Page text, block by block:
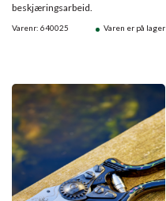
Varenr: 640025 Varen er på lager
beskjæringsarbeid.